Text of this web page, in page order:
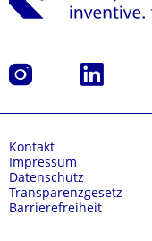
Instagram LinkedIn
Kontakt
Impressum
Datenschutz
Transparenzgesetz
Barrierefreiheit